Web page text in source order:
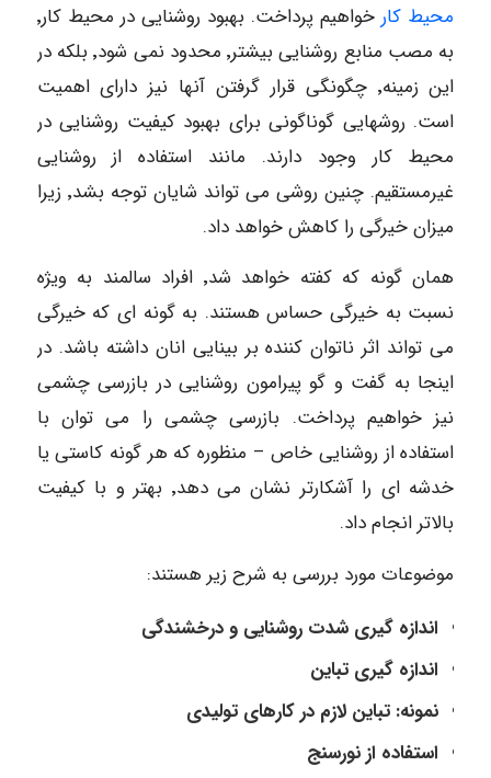
محیط کار
خواهیم پرداخت. بهبود روشنایی در محیط کار٬
به مصب منابع روشنایی بیشتر٬ محدود نمی شود٬ بلکه در
این زمینه٬ چگونگی قرار گرفتن آنها نیز دارای اهمیت
است. روشهایی گوناگونی برای بهبود کیفیت روشنایی در
محیط کار وجود دارند. مانند استفاده از روشنایی
غیرمستقیم. چنین روشی می تواند شایان توجه بشد٬ زیرا
میزان خیرگی را کاهش خواهد داد.
همان گونه که کفته خواهد شد٬ افراد سالمند به ویژه
نسبت به خیرگی حساس هستند. به گونه ای که خیرگی
می تواند اثر ناتوان کننده بر بینایی انان داشته باشد. در
اینجا به گفت و گو پیرامون روشنایی در بازرسی چشمی
نیز خواهیم پرداخت. بازرسی چشمی را می توان با
استفاده از روشنایی خاص – منظوره که هر گونه کاستی یا
خدشه ای را آشکارتر نشان می دهد٬ بهتر و با کیفیت
بالاتر انجام داد.
موضوعات مورد بررسی به شرح زیر هستند:
اندازه گیری شدت روشنایی و درخشندگی
اندازه گیری تباین
نمونه: تباین لازم در کارهای تولیدی
استفاده از نورسنج